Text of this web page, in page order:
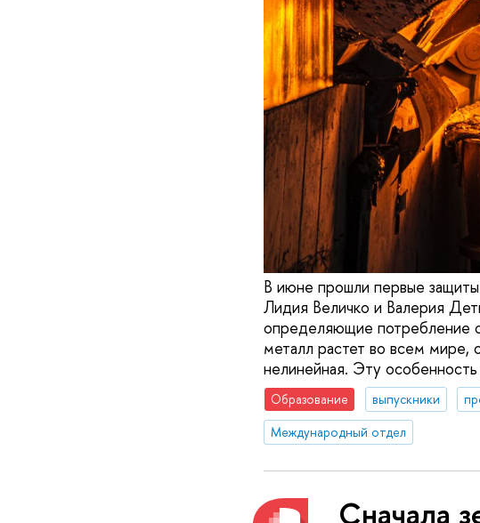
В июне прошли первые
Лидия Величко и Валерия
определяющие потребление
металл растет во всем
нелинейная. Эту
Образование выпускники
Международный отдел
Сначала